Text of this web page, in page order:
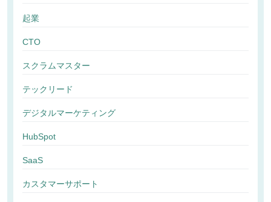
起業
CTO
スクラムマスター
テックリード
デジタルマーケティング
HubSpot
SaaS
カスタマーサポート